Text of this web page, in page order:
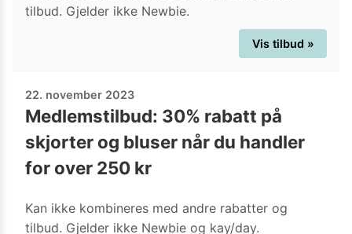
tilbud. Gjelder ikke Newbie.
Vis tilbud »
22. november 2023
Medlemstilbud: 30% rabatt på
skjorter og bluser når du handler
for over 250 kr
Kan ikke kombineres med andre rabatter og
tilbud. Gjelder ikke Newbie og kay/day.